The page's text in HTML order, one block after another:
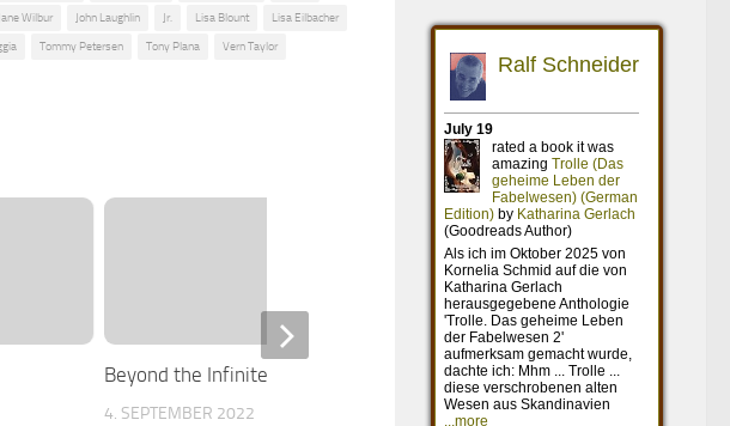
Jane Wilbur John Laughlin Jr. Lisa Blount Lisa Eilbacher
Tommy Petersen Tony Plana Vern Taylor
Beyond the Infinite Two Minutes
4. SEPTEMBER 2022
Daylight
10. APRIL 2016